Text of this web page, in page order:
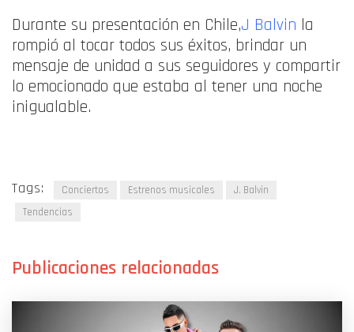
Durante su presentación en Chile,J Balvin la
rompió al tocar todos sus éxitos, brindar un
mensaje de unidad a sus seguidores y compartir
lo emocionado que estaba al tener una noche
inigualable.
Tags: Conciertos Estrenos musicales
J. Balvin
Tendencias